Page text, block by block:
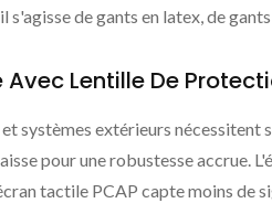
de gants en latex, de
Lentille De
systèmes extérieurs
pour une robustesse accrue.
tactile PCAP capte moins de